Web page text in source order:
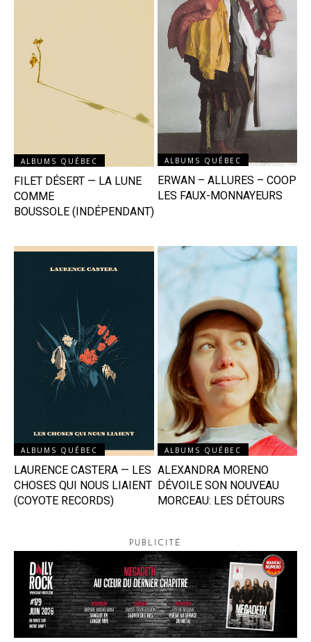
ALBUMS QUÉBEC
FILET DÉSERT — LA LUNE
COMME
BOUSSOLE (INDÉPENDANT)
ALBUMS QUÉBEC
ERWAN – ALLURES – COOP
LES FAUX-MONNAYEURS
ALBUMS QUÉBEC
LAURENCE CASTERA — LES
CHOSES QUI NOUS LIAIENT
(COYOTE RECORDS)
ALBUMS QUÉBEC
ALEXANDRA MORENO
DÉVOILE SON NOUVEAU
MORCEAU: LES DÉTOURS
PUBLICITÉ